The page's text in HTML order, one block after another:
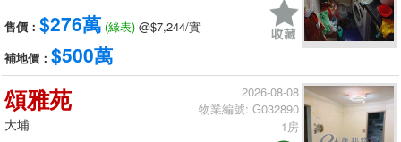
售價： $276萬 (綠表) @$7,244/實
補地價： $500萬
頌雅苑
大埔
2026-08-08
物業編號: G032890
1房